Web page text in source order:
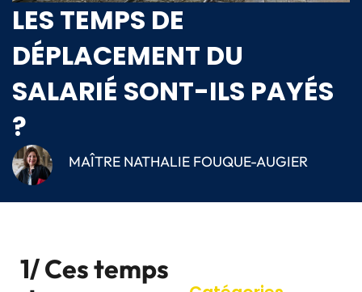
LES TEMPS DE
DÉPLACEMENT DU
SALARIÉ SONT-ILS PAYÉS
?
MAÎTRE NATHALIE FOUQUE-AUGIER
1/ Ces temps